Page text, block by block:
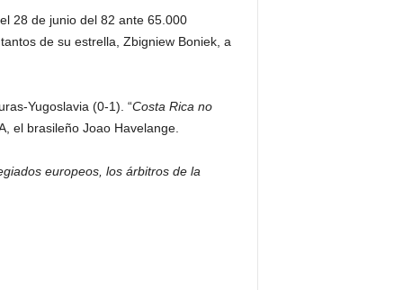
28 de junio del 82 ante 65.000
de su estrella, Zbigniew Boniek, a
Yugoslavia (0-1). “Costa Rica no
el brasileño Joao Havelange.
europeos, los árbitros de la